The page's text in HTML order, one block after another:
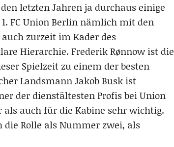
letzten Jahren ja durchaus einige
FC Union Berlin nämlich mit den
zurzeit im Kader des
Hierarchie. Frederik Rønnow ist die
Spielzeit zu einem der besten
Landsmann Jakob Busk ist
der dienstältesten Profis bei Union
auch für die Kabine sehr wichtig.
Rolle als Nummer zwei, als